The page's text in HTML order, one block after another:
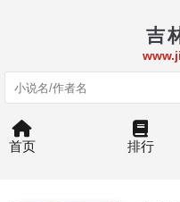
吉
首页 排行